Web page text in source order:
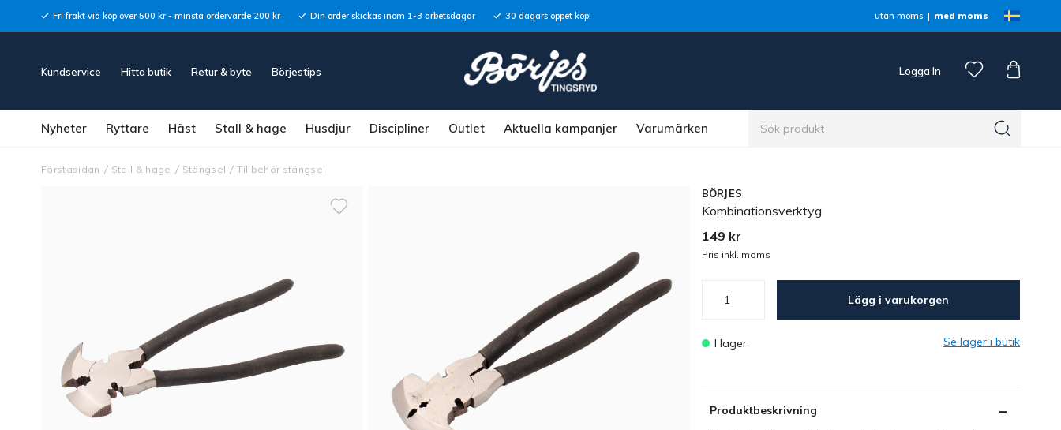
Fri frakt vid köp över 500 kr - minsta ordervärde 200 kr Din order skickas inom 1-3 arbetsdagar 30 dagars öppet köp! utan moms med moms
Kundservice Hitta butik Retur & byte Börjestips Logga In
Nyheter Ryttare Häst Stall & hage Husdjur Discipliner Outlet Aktuella kampanjer Varumärken
Förstasidan Stall & hage Stängsel Tillbehör stängsel
BÖRJES
Kombinationsverktyg
149 kr
Pris inkl. moms
Lägg i varukorgen
I lager Se lager i butik
Produktbeskrivning